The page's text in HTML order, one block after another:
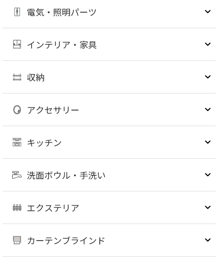
電気・照明パーツ
インテリア・家具
収納
アクセサリー
キッチン
洗面ボウル・手洗い
エクステリア
カーテンブラインド